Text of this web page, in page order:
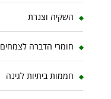
השקיה וצנרת
חומרי הדברה לצמחים
חממות ביתיות לגינה